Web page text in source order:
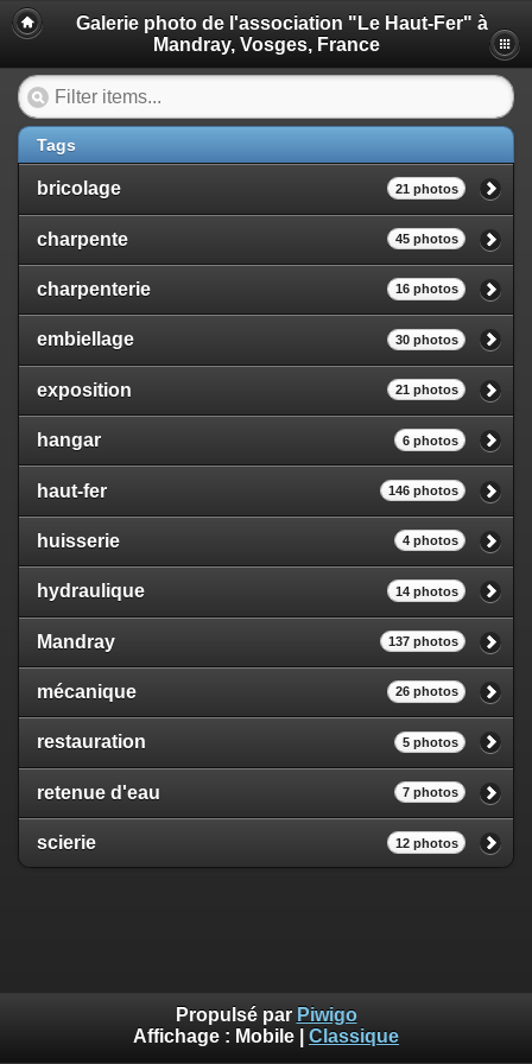
Galerie photo de l'association "Le Haut-Fer" à
Mandray, Vosges, France
Tags
bricolage 21 photos
charpente 45 photos
charpenterie 16 photos
embiellage 30 photos
exposition 21 photos
hangar 6 photos
haut-fer 146 photos
huisserie 4 photos
hydraulique 14 photos
Mandray 137 photos
mécanique 26 photos
restauration 5 photos
retenue d'eau 7 photos
scierie 12 photos
Propulsé par Piwigo
Affichage : Mobile Classique